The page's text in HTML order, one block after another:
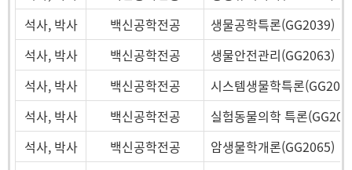
석사, 박사
백신공학전공
생물공학특론(GG2039)
석사, 박사
백신공학전공
생물안전관리(GG2063)
석사, 박사
백신공학전공
시스템생물학특론
석사, 박사
백신공학전공
실험동물의학 특론
석사, 박사
백신공학전공
암생물학개론(GG2065)